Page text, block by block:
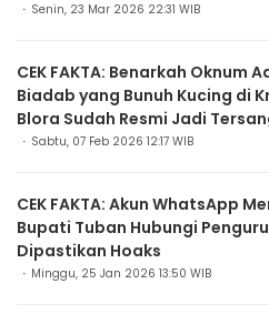
Senin, 23 Mar 2026 22:31 WIB
CEK FAKTA: Benarkah Oknum
Biadab yang Bunuh Kucing di
Blora Sudah Resmi Jadi
Sabtu, 07 Feb 2026 12:17 WIB
CEK FAKTA: Akun WhatsApp
Bupati Tuban Hubungi
Dipastikan Hoaks
Minggu, 25 Jan 2026 13:50 WIB